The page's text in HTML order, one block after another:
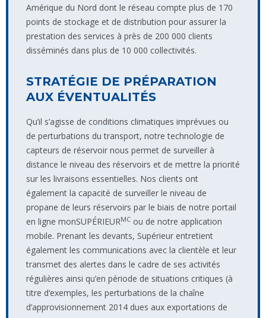
Amérique du Nord dont le réseau compte plus de 170
points de stockage et de distribution pour assurer la
prestation des services à près de 200 000 clients
disséminés dans plus de 10 000 collectivités.
STRATÉGIE DE PRÉPARATION
AUX ÉVENTUALITÉS
Qu’il s’agisse de conditions climatiques imprévues ou
de perturbations du transport, notre technologie de
capteurs de réservoir nous permet de surveiller à
distance le niveau des réservoirs et de mettre la priorité
sur les livraisons essentielles. Nos clients ont
également la capacité de surveiller le niveau de
propane de leurs réservoirs par le biais de notre portail
en ligne monSUPÉRIEURMC ou de notre application
mobile. Prenant les devants, Supérieur entretient
également les communications avec la clientèle et leur
transmet des alertes dans le cadre de ses activités
régulières ainsi qu’en période de situations critiques (à
titre d‘exemples, les perturbations de la chaîne
d’approvisionnement 2014 dues aux exportations de